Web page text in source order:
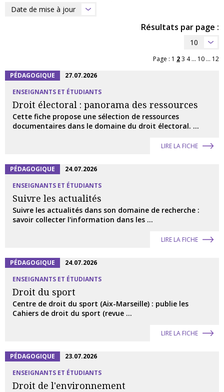
Date de mise à jour
Résultats par page :
10
Page : 1 23 4 ... 10 ... 12
PÉDAGOGIQUE
27.07.2026
ENSEIGNANTS ET ÉTUDIANTS
Droit électoral : panorama des ressources
Cette fiche propose une sélection de ressources
documentaires dans le domaine du droit électoral. ...
LIRE LA FICHE
PÉDAGOGIQUE
24.07.2026
ENSEIGNANTS ET ÉTUDIANTS
Suivre les actualités
Suivre les actualités dans son domaine de recherche :
savoir collecter l'information dans les ...
LIRE LA FICHE
PÉDAGOGIQUE
24.07.2026
ENSEIGNANTS ET ÉTUDIANTS
Droit du sport
Centre de droit du sport (Aix-Marseille) : publie les
Cahiers de droit du sport (revue ...
LIRE LA FICHE
PÉDAGOGIQUE
23.07.2026
ENSEIGNANTS ET ÉTUDIANTS
Droit de l'environnement